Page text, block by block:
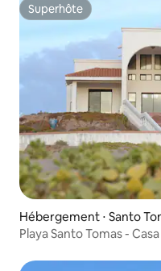
Superhôte
Superhôte
Hébergement ⋅ Santo
Playa Santo Tomas -